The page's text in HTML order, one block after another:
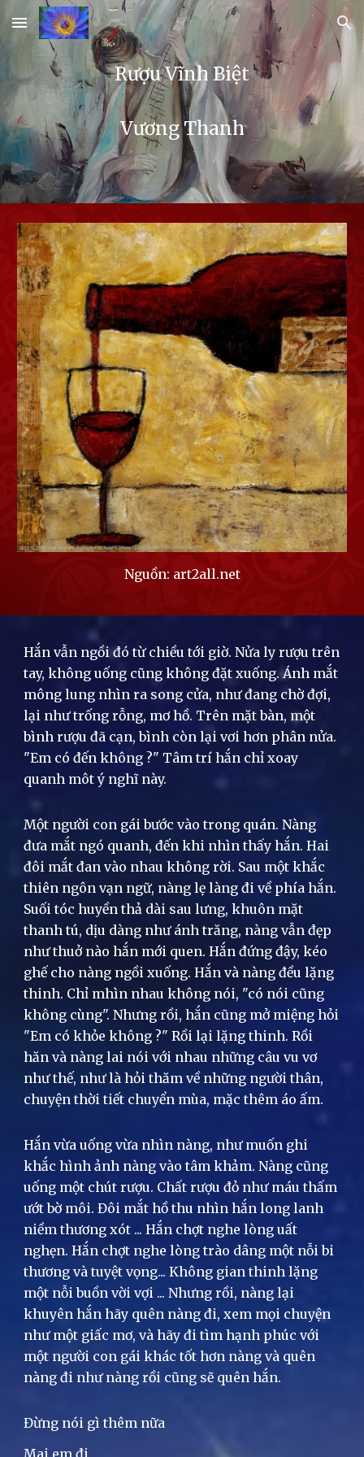
Skip to main content Skip to navigation
Rượu Vĩnh Biệt
Vương Thanh
Nguồn: art2all.net
Hắn vẫn ngồi đó từ chiều tới giờ. Nửa ly rượu trên
tay, không uống cũng không đặt xuống. Ánh mắt
mông lung nhìn ra song cửa, như đang chờ đợi,
lại như trống rỗng, mơ hồ. Trên mặt bàn, một
bình rượu đã cạn, bình còn lại vơi hơn phân nửa.
"Em có đến không ?" Tâm trí hắn chỉ xoay
quanh môt ý nghĩ này.
Một người con gái bước vào trong quán. Nàng
đưa mắt ngó quanh, đến khi nhìn thấy hắn. Hai
đôi mắt đan vào nhau không rời. Sau một khắc
thiên ngôn vạn ngữ, nàng lẹ làng đi về phía hắn.
Suối tóc huyền thả dài sau lưng, khuôn mặt
thanh tú, dịu dàng như ánh trăng, nàng vẫn đẹp
như thuở nào hắn mới quen. Hắn đứng đậy, kéo
ghế cho nàng ngồi xuống. Hắn và nàng đều lặng
thinh. Chỉ mhìn nhau không nói, "có nói cũng
không cùng". Nhưng rồi, hắn cũng mở miệng hỏi
"Em có khỏe không ?" Rồi lại lặng thinh. Rồi
hăn và nàng lai nói với nhau những câu vu vơ
như thế, như là hỏi thăm về những người thân,
chuyện thời tiết chuyển mùa, mặc thêm áo ấm.
Hắn vừa uống vừa nhìn nàng, như muốn ghi
khắc hình ảnh nàng vào tâm khảm. Nàng cũng
uống một chút rượu. Chất rượu đỏ như máu thấm
ướt bờ môi. Đôi mắt hồ thu nhìn hắn long lanh
niềm thương xót ... Hắn chợt nghe lòng uất
nghẹn. Hắn chợt nghe lòng trào dâng một nỗi bi
thương và tuyệt vọng... Không gian thinh lặng
một nỗi buồn vời vợi ... Nhưng rồi, nàng lại
khuyên hắn hãy quên nàng đi, xem mọi chuyện
như một giấc mơ, và hãy đi tìm hạnh phúc với
một người con gái khác tốt hơn nàng và quên
nàng đi như nàng rồi cũng sẽ quên hắn.
Đừng nói gì thêm nữa
Mai em đi,